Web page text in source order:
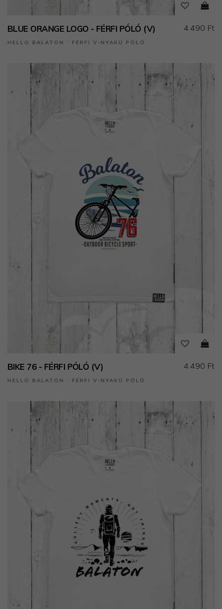
BLUE ORANGE LOGO - FÉRFI PÓLÓ (V)
HELLO BALATON ˙ FÉRFI V-NYAKÚ PÓLÓ
4.490 Ft
BIKE 76 - FÉRFI PÓLÓ (V)
HELLO BALATON ˙ FÉRFI V-NYAKÚ PÓLÓ
4.490 Ft